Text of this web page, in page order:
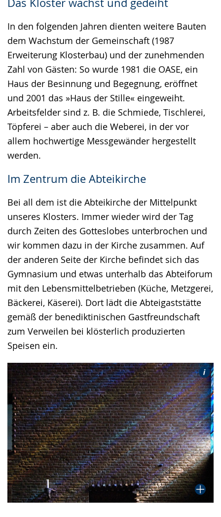
In den folgenden Jahren dienten weitere Bauten
dem Wachstum der Gemeinschaft (1987
Erweiterung Klosterbau) und der zunehmenden
Zahl von Gästen: So wurde 1981 die OASE, ein
Haus der Besinnung und Begegnung, eröffnet
und 2001 das »Haus der Stille« eingeweiht.
Arbeitsfelder sind z. B. die Schmiede, Tischlerei,
Töpferei – aber auch die Weberei, in der vor
allem hochwertige Messgewänder hergestellt
werden.
Im Zentrum die Abteikirche
Bei all dem ist die Abteikirche der Mittelpunkt
unseres Klosters. Immer wieder wird der Tag
durch Zeiten des Gotteslobes unterbrochen und
wir kommen dazu in der Kirche zusammen. Auf
der anderen Seite der Kirche befindet sich das
Gymnasium und etwas unterhalb das Abteiforum
mit den Lebensmittelbetrieben (Küche, Metzgerei,
Bäckerei, Käserei). Dort lädt die Abteigaststätte
gemäß der benediktinischen Gastfreundschaft
zum Verweilen bei klösterlich produzierten
Speisen ein.